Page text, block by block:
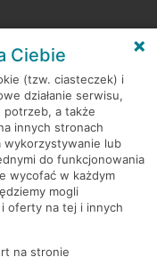
Ciebie
(tzw. ciasteczek) i
działanie serwisu,
a także
innych stronach
lub
do funkcjonowania
wycofać w każdym
mogli
oferty na tej i innych
na stronie